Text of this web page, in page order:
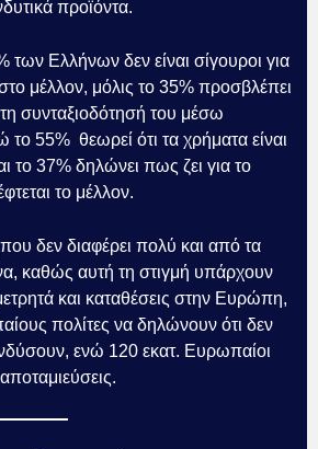
προϊόντα.
των Ελλήνων δεν είναι σίγουροι για
μέλλον, μόλις το 35% προσβλέπει
συνταξιοδότησή του μέσω
55% θεωρεί ότι τα χρήματα είναι
το 37% δηλώνει πως ζει για το
το μέλλον.
δεν διαφέρει πολύ και από τα
καθώς αυτή τη στιγμή υπάρχουν
και καταθέσεις στην Ευρώπη,
πολίτες να δηλώνουν ότι δεν
ενώ 120 εκατ. Ευρωπαίοι